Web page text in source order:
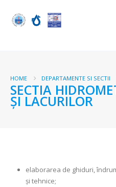
HOME DEPARTAMENTE SI SECTII
SECTIA
ȘI LACURILOR
elaborarea de ghiduri,
și tehnice;